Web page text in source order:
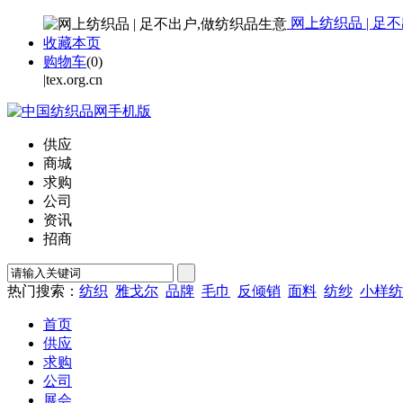
网上纺织品 | 足
收藏本页
购物车(0)
|tex.org.cn
供应
商城
求购
公司
资讯
招商
热门搜索： 纺织 雅戈尔 品牌 毛巾 反倾销 面料 纺纱 小样
首页
供应
求购
公司